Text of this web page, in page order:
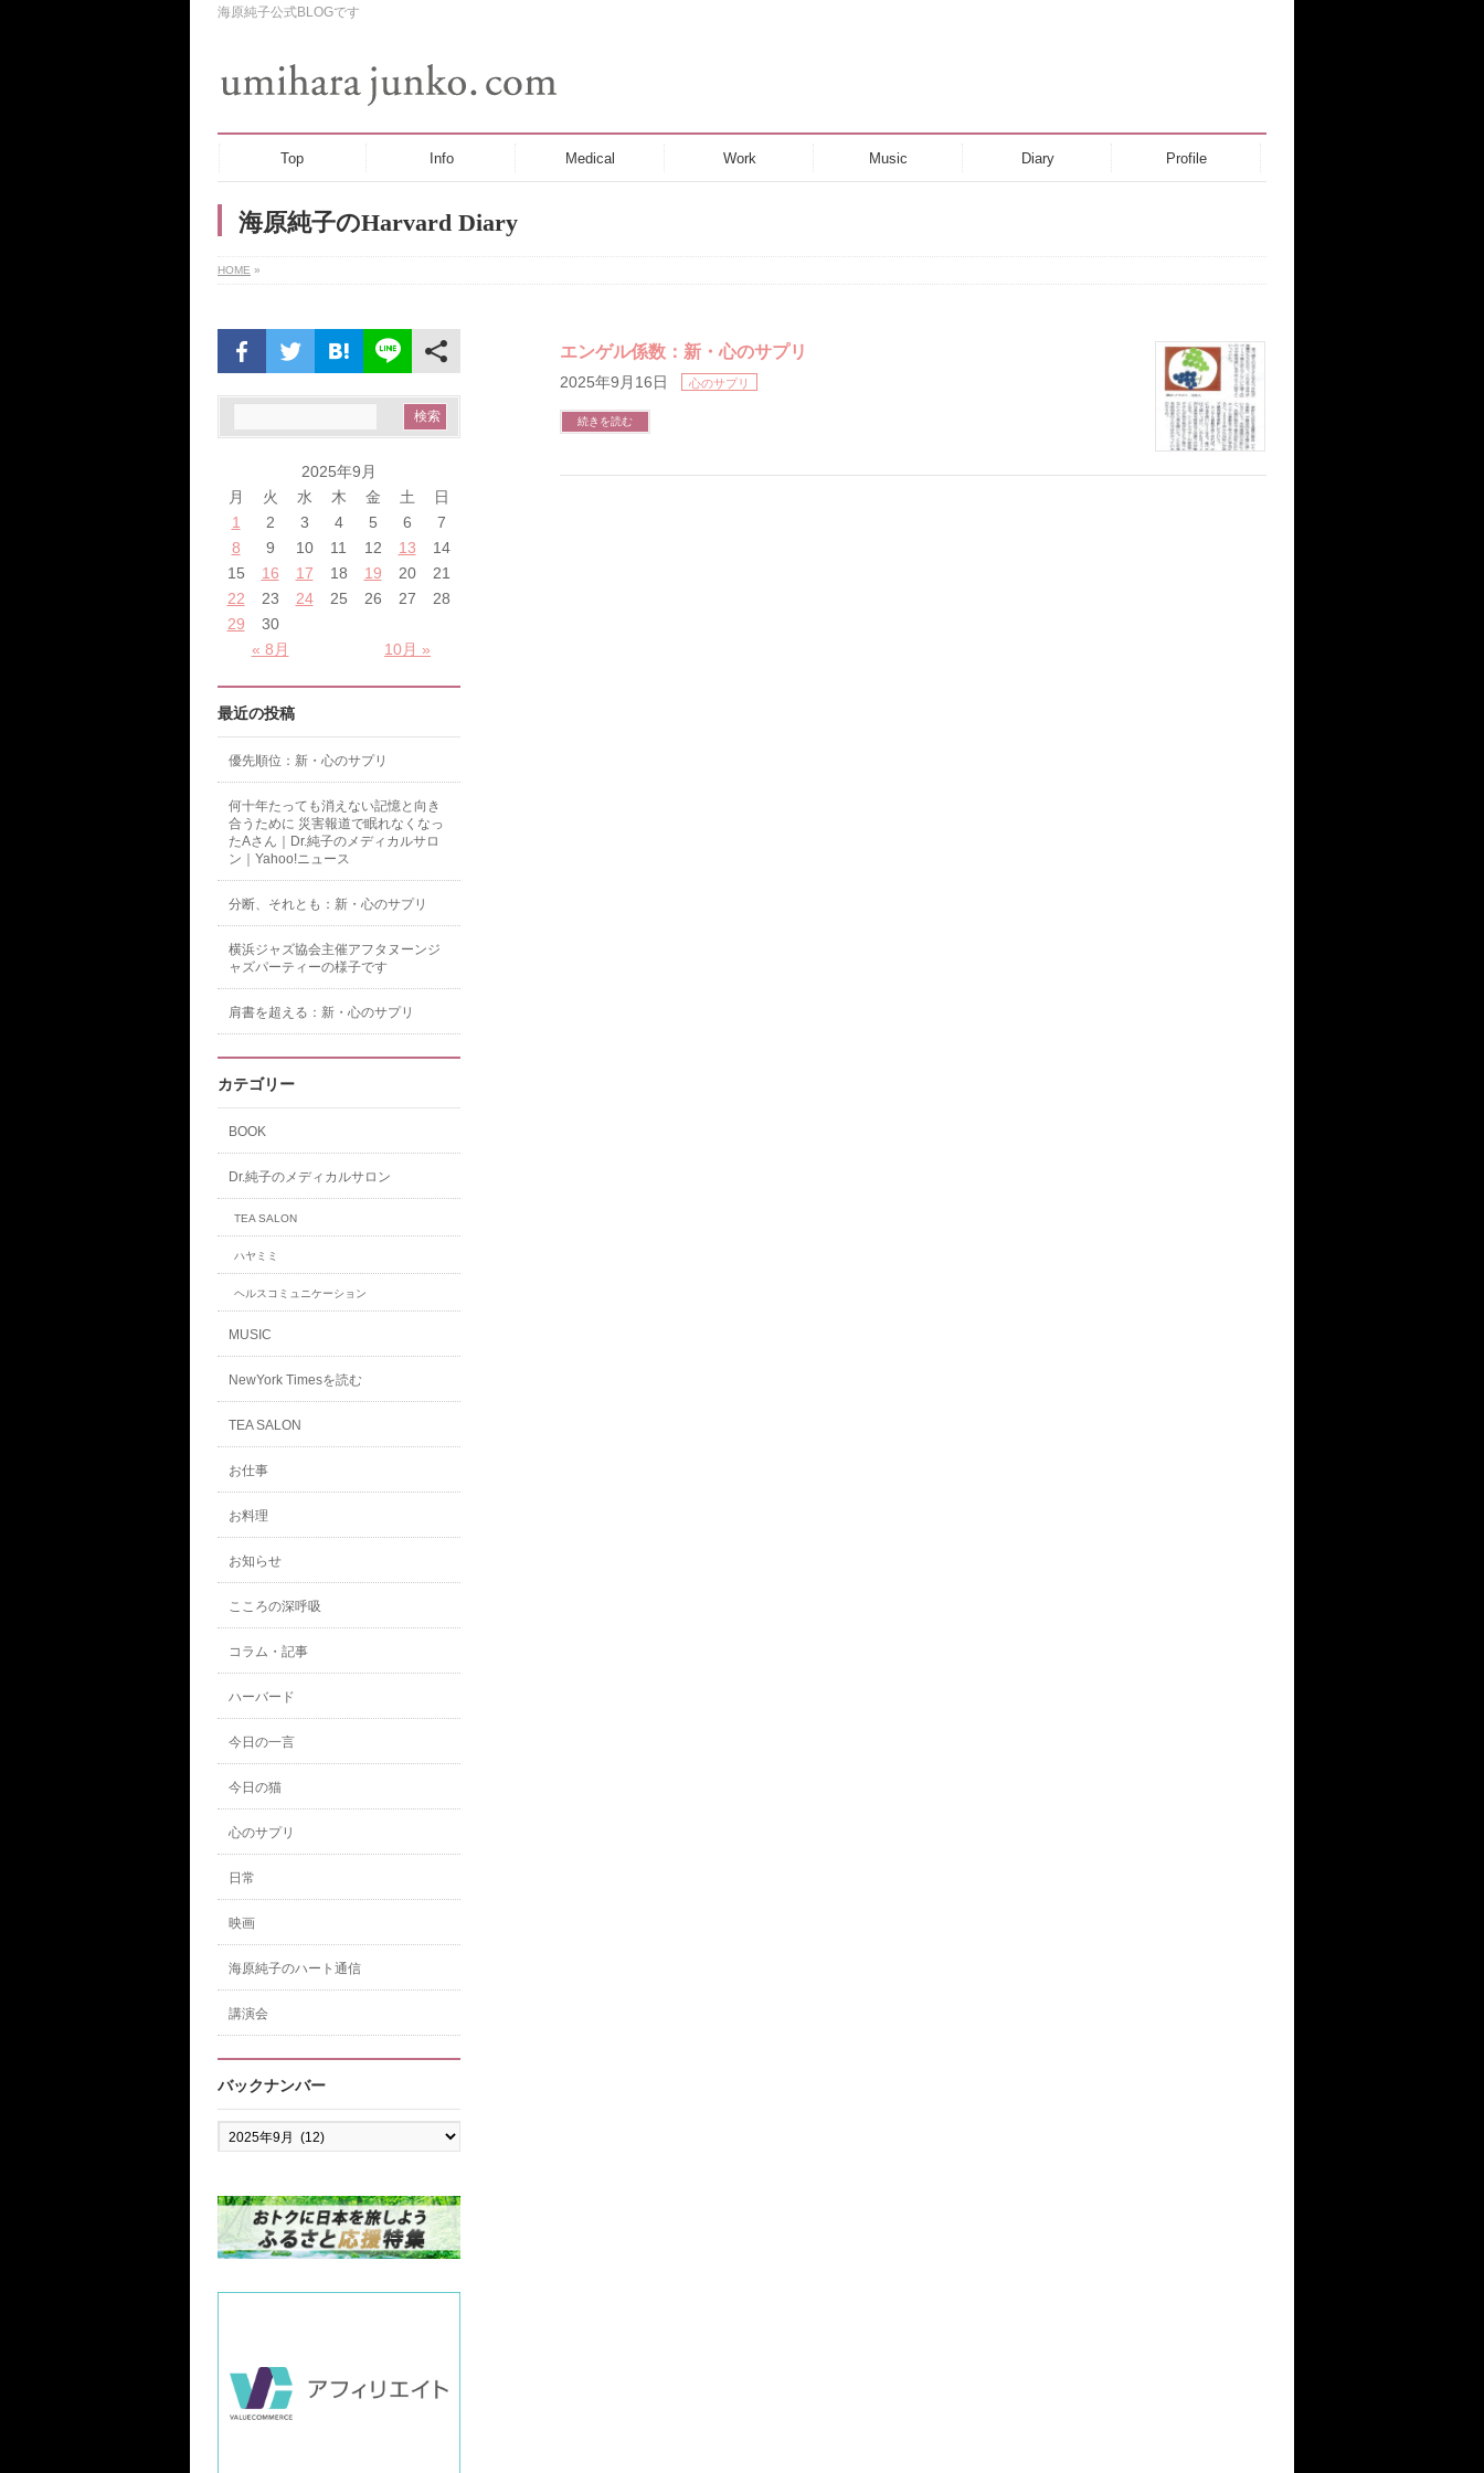
海原純子公式BLOGです
Top Info Medical Work Music Diary Profile
海原純子のHarvard Diary
HOME »
エンゲル係数：新・心のサプリ
2025年9月16日 心のサプリ
続きを読む
2025年9月
月
火 水 木 金 土 日
« 8月 10月 »
1 2 3 4 5 6
7
8
9 10 11 12 13
14
15
16 17 18 19 20
21
22
23 24 25 26 27
28
29
30
最近の投稿
優先順位：新・心のサプリ
何十年たっても消えない記憶と向き
合うために 災害報道で眠れなくなっ
たAさん｜Dr.純子のメディカルサロ
ン｜Yahoo!ニュース
分断、それとも：新・心のサプリ
横浜ジャズ協会主催アフタヌーンジ
ャズパーティーの様子です
肩書を超える：新・心のサプリ
カテゴリー
BOOK
Dr.純子のメディカルサロン
TEA SALON
ハヤミミ
ヘルスコミュニケーション
MUSIC
NewYork Timesを読む
TEA SALON
お仕事
お料理
お知らせ
こころの深呼吸
コラム・記事
ハーバード
今日の一言
今日の猫
心のサプリ
日常
映画
海原純子のハート通信
講演会
バックナンバー
バ
ッ
ン
バ
ー